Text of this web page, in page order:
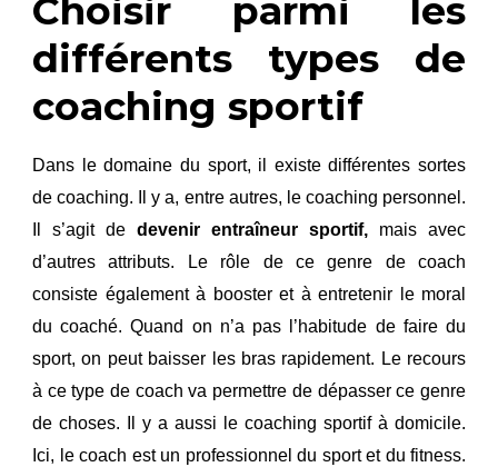
Choisir parmi les
différents types de
coaching sportif
Dans le domaine du sport, il existe différentes sortes
de coaching. Il y a, entre autres, le coaching personnel.
Il s’agit de devenir entraîneur sportif, mais avec
d’autres attributs. Le rôle de ce genre de coach
consiste également à booster et à entretenir le moral
du coaché. Quand on n’a pas l’habitude de faire du
sport, on peut baisser les bras rapidement. Le recours
à ce type de coach va permettre de dépasser ce genre
de choses. Il y a aussi le coaching sportif à domicile.
Ici, le coach est un professionnel du sport et du fitness.